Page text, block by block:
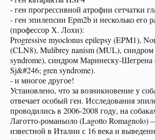
- ген прогрессивной атрофии сетчатки
- ген эпилепсии Epm2b и несколько его
(профессор Х. Лохи):
Progressive myoclonus epilepsy (EPM1),
(CLN8), Mulibrey nanism (MUL), синдром
syndrome), синдром Маринеску-Шегрена
Sj&#246; gren syndrome).
- и многое другое!
Установлено, что за возникновение у
отвечает особый ген. Исследования
проводились в 2006-2008 году, на
Лаготто-романьоло (Lagotto Romagnolo)
известной в Италии с 16 века и